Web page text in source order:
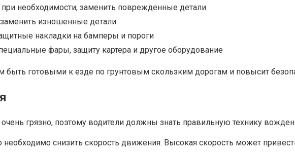
при необходимости, заменить поврежденные детали
изношенные детали
накладки на бамперы и пороги
фары, защиту картера и другое оборудование
готовыми к езде по грунтовым скользким дорогам и повысит
грязно, поэтому водители должны знать правильную технику
необходимо снизить скорость движения. Высокая скорость может